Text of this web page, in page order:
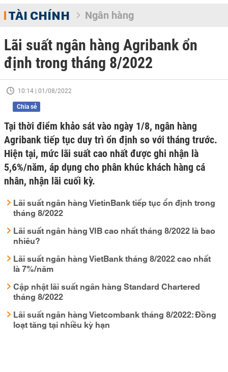
TÀI CHÍNH Ngân hàng
Lãi suất ngân hàng Agribank ổn
định trong tháng 8/2022
10:14 | 01/08/2022
Chia sẻ
Tại thời điểm khảo sát vào ngày 1/8, ngân hàng
Agribank tiếp tục duy trì ổn định so với tháng trước.
Hiện tại, mức lãi suất cao nhất được ghi nhận là
5,6%/năm, áp dụng cho phân khúc khách hàng cá
nhân, nhận lãi cuối kỳ.
Lãi suất ngân hàng VietinBank tiếp tục ổn định trong
tháng 8/2022
Lãi suất ngân hàng VIB cao nhất tháng 8/2022 là bao
nhiêu?
Lãi suất ngân hàng VietBank tháng 8/2022 cao nhất
là 7%/năm
Cập nhật lãi suất ngân hàng Standard Chartered
tháng 8/2022
Lãi suất ngân hàng Vietcombank tháng 8/2022: Đồng
loạt tăng tại nhiều kỳ hạn